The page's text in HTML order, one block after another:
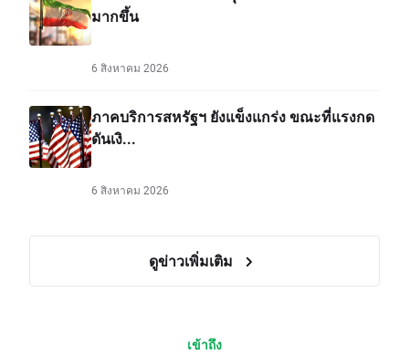
มากขึ้น
6 สิงหาคม 2026
ภาคบริการสหรัฐฯ ยังแข็งแกร่ง ขณะที่แรงกด
ดันเงิ...
6 สิงหาคม 2026
ดูข่าวเพิ่มเติม
เข้าถึง